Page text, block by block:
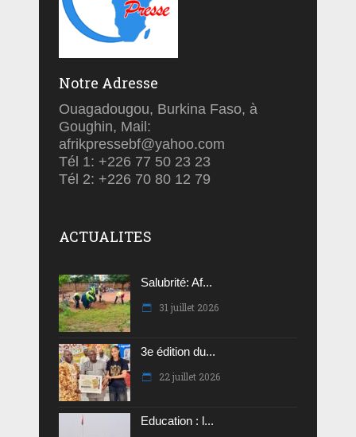
Notre Adresse
Ouagadougou, Burkina Faso, à
Goughin, Mail:
afrikpressebf@yahoo.com
Tél 1: +226 77 50 23 23
Tél 2: +226 70 80 12 79
ACTUALITES
Salubrité: Af...
31 juillet 2026
3e édition du...
22 juillet 2026
Education : l...